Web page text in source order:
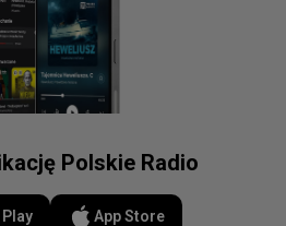
Polskie Radio
App Store